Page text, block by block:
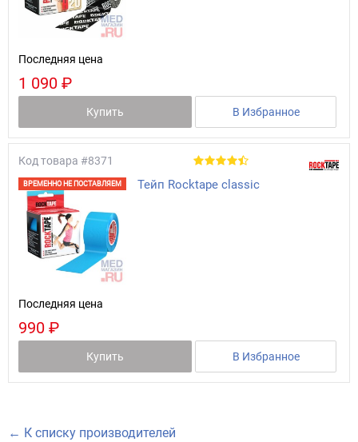
Последняя цена
1 090 ₽
Купить В Избранное
Код товара #8371
ВРЕМЕННО НЕ ПОСТАВЛЯЕМ Тейп Rocktape classic
Последняя цена
990 ₽
Купить В Избранное
← К списку производителей